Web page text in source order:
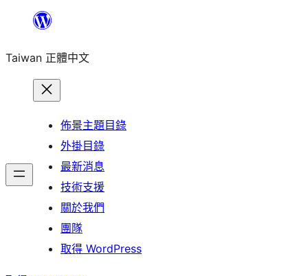
主
Taiwan 正體中文
佈景主題目錄
外掛目錄
最新消息
技術支援
關於我們
團隊
取得 WordPress